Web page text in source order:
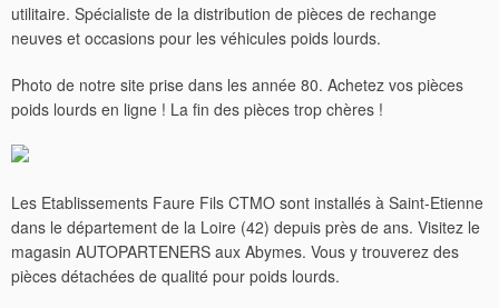
utilitaire. Spécialiste de la distribution de pièces de rechange
neuves et occasions pour les véhicules poids lourds.
Photo de notre site prise dans les année 80. Achetez vos pièces
poids lourds en ligne ! La fin des pièces trop chères !
Les Etablissements Faure Fils CTMO sont installés à Saint-Etienne
dans le département de la Loire (42) depuis près de ans. Visitez le
magasin AUTOPARTENERS aux Abymes. Vous y trouverez des
pièces détachées de qualité pour poids lourds.